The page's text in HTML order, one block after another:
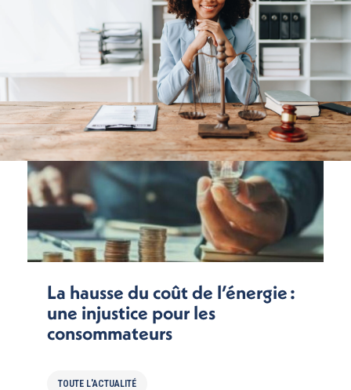
La hausse du coût de l’énergie :
une injustice pour les
consommateurs
TOUTE L'ACTUALITÉ